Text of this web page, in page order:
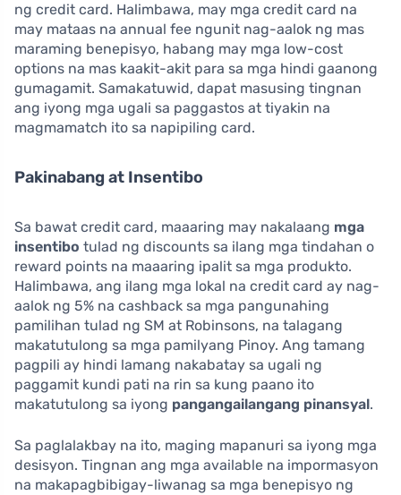
ng credit card. Halimbawa, may mga credit card na
may mataas na annual fee ngunit nag-aalok ng mas
maraming benepisyo, habang may mga low-cost
options na mas kaakit-akit para sa mga hindi gaanong
gumagamit. Samakatuwid, dapat masusing tingnan
ang iyong mga ugali sa paggastos at tiyakin na
magmamatch ito sa napipiling card.
Pakinabang at Insentibo
Sa bawat credit card, maaaring may nakalaang mga
insentibo tulad ng discounts sa ilang mga tindahan o
reward points na maaaring ipalit sa mga produkto.
Halimbawa, ang ilang mga lokal na credit card ay nag-
aalok ng 5% na cashback sa mga pangunahing
pamilihan tulad ng SM at Robinsons, na talagang
makatutulong sa mga pamilyang Pinoy. Ang tamang
pagpili ay hindi lamang nakabatay sa ugali ng
paggamit kundi pati na rin sa kung paano ito
makatutulong sa iyong pangangailangang pinansyal.
Sa paglalakbay na ito, maging mapanuri sa iyong mga
desisyon. Tingnan ang mga available na impormasyon
na makapagbibigay-liwanag sa mga benepisyo ng